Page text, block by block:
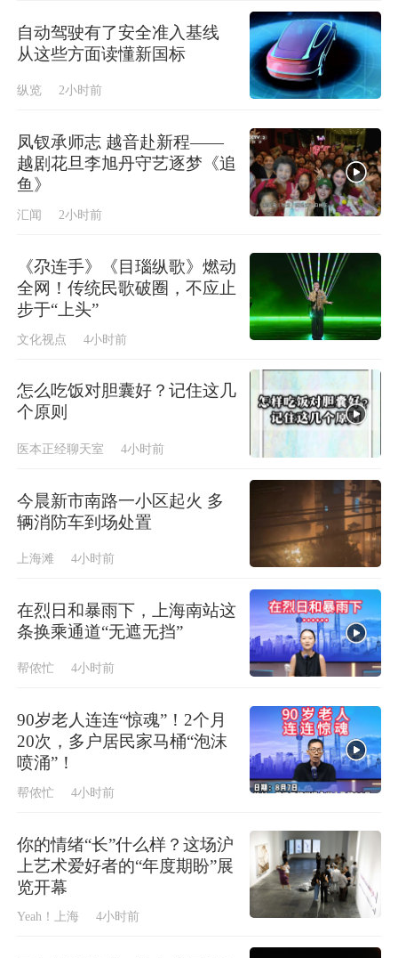
自动驾驶有了安全准入基线
从这些方面读懂新国标
纵览 2小时前
凤钗承师志 越音赴新程——
越剧花旦李旭丹守艺逐梦《追
鱼》
汇闻 2小时前
《尕连手》《目瑙纵歌》燃动
全网！传统民歌破圈，不应止
步于“上头”
文化视点 4小时前
怎么吃饭对胆囊好？记住这几
个原则
医本正经聊天室 4小时前
今晨新市南路一小区起火 多
辆消防车到场处置
上海滩 4小时前
在烈日和暴雨下，上海南站这
条换乘通道“无遮无挡”
帮侬忙 4小时前
90岁老人连连“惊魂”！2个月
20次，多户居民家马桶“泡沫
喷涌”！
帮侬忙 4小时前
你的情绪“长”什么样？这场沪
上艺术爱好者的“年度期盼”展
览开幕
Yeah！上海 4小时前